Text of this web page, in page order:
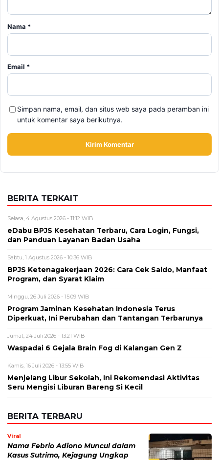
Nama *
Email *
Simpan nama, email, dan situs web saya pada peramban ini
untuk komentar saya berikutnya.
BERITA TERKAIT
Selasa, 4 Agustus 2026 - 11:12 WIB
eDabu BPJS Kesehatan Terbaru, Cara Login, Fungsi,
dan Panduan Layanan Badan Usaha
Sabtu, 1 Agustus 2026 - 10:36 WIB
BPJS Ketenagakerjaan 2026: Cara Cek Saldo, Manfaat
Program, dan Syarat Klaim
Minggu, 26 Juli 2026 - 15:09 WIB
Program Jaminan Kesehatan Indonesia Terus
Diperkuat, Ini Perubahan dan Tantangan Terbarunya
Jumat, 24 Juli 2026 - 13:21 WIB
Waspadai 6 Gejala Brain Fog di Kalangan Gen Z
Kamis, 16 Juli 2026 - 13:55 WIB
Menjelang Libur Sekolah, Ini Rekomendasi Aktivitas
Seru Mengisi Liburan Bareng Si Kecil
BERITA TERBARU
Viral
Nama Febrio Adiono Muncul dalam
Kasus Sutrimo, Kejagung Ungkap